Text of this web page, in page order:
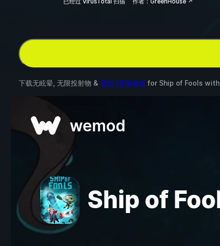
下载无眩晕, 无限投射物 & 其他 10 项修改 for Ship of Fools